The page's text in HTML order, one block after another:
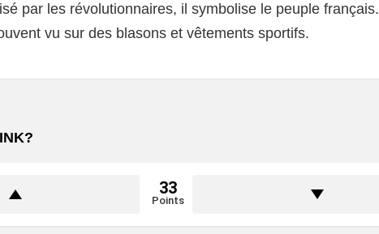
par les révolutionnaires, il symbolise le peuple français.
vu sur des blasons et vêtements sportifs.
33
Points